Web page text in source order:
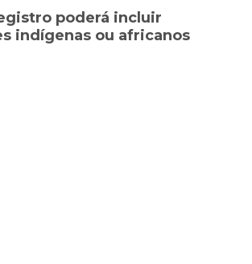
poderá incluir
indígenas ou africanos